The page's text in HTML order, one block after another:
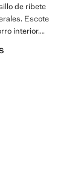
de ribete
Escote
interior.